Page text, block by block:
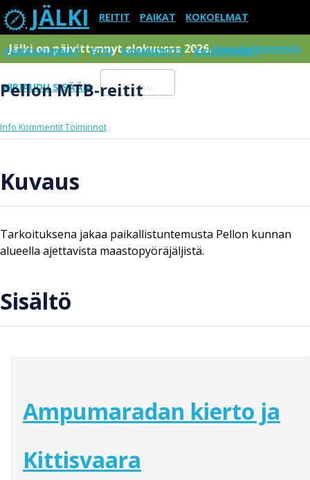
JÄLKI REITIT PAIKAT KOKOELMAT
PAIKKAKUNNAT ETSI KOMMENTIT RAJOITUKSET
KIRJAUDU SISÄÄN Menu
Jälki on päivittynnyt elokuussa 2026.Lue tarkemmin
Pellon MTB-reitit
Info KommentitToiminnot
Kuvaus
Tarkoituksena jakaa paikallistuntemusta Pellon kunnan
alueella ajettavista maastopyöräjäljistä.
Sisältö
Ampumaradan kierto ja
Kittisvaara